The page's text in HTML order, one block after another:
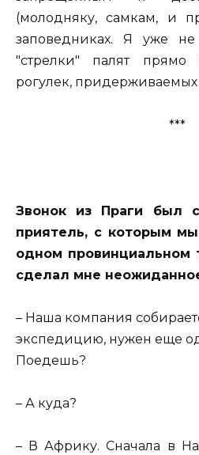
(молодняку, самкам, и
заповедниках. Я уже
"стрелки" палят прямо
рогулек,
***
Звонок из Праги был
приятель, с которым
одном провинциальном
сделал мне
– Наша компания
экспедицию, нужен еще
Поедешь?
– А куда?
– В Африку. Сначала в